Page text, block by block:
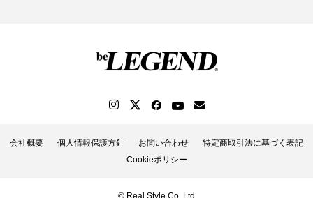
会社概要 個人情報保護方針 お問い合わせ
特定商取引法に基づく表記
Cookieポリシー
© Real Style Co.,Ltd